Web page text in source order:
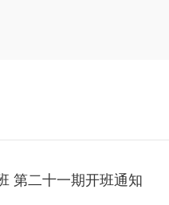
第二十一期开班通知